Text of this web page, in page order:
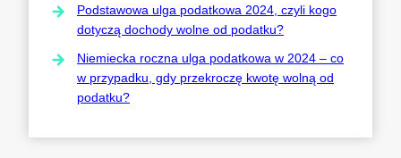
Podstawowa ulga podatkowa 2024, czyli kogo
dotyczą dochody wolne od podatku?
Niemiecka roczna ulga podatkowa w 2024 – co
w przypadku, gdy przekroczę kwotę wolną od
podatku?